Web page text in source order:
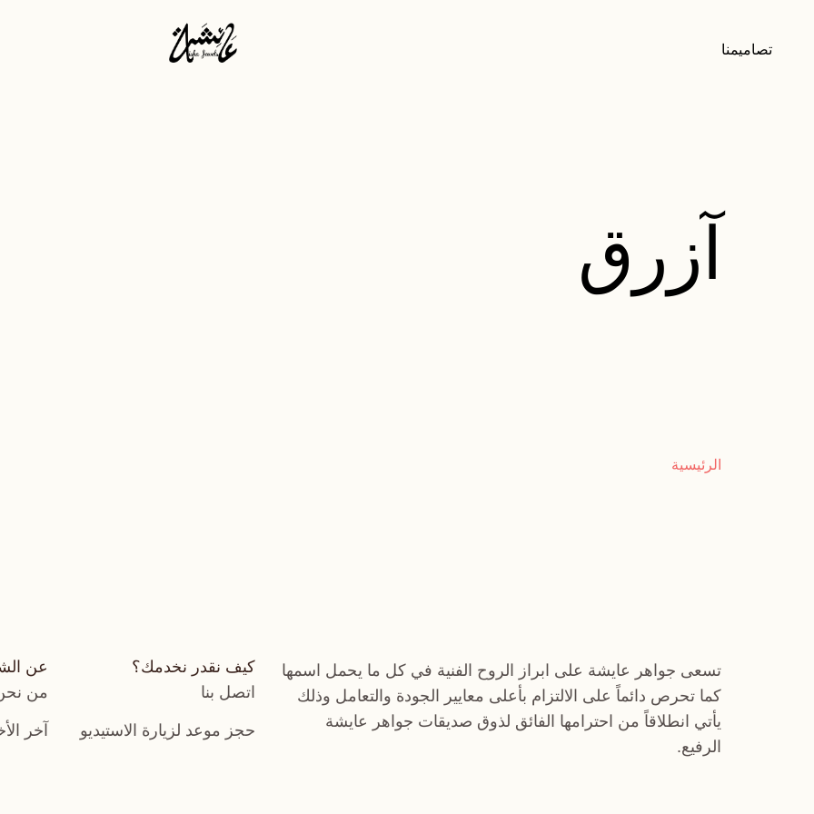
تصاميمنا
آزرق
الرئيسية
تسعى جواهر عايشة على ابراز الروح الفنية في كل ما يحمل اسمها
كما تحرص دائماً على الالتزام بأعلى معايير الجودة والتعامل وذلك
يأتي انطلاقاً من احترامها الفائق لذوق صديقات جواهر عايشة
الرفيع.
كيف نقدر نخدمك؟
اتصل بنا
حجز موعد لزيارة الاستيديو
عن
من
آخر